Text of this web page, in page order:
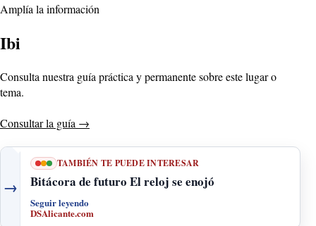
Amplía la información
Ibi
Consulta nuestra guía práctica y permanente sobre este lugar o
tema.
Consultar la guía →
→
TAMBIÉN TE PUEDE INTERESAR
Bitácora de futuro El reloj se enojó
Seguir leyendo
DSAlicante.com